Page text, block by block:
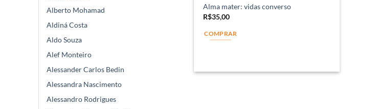
Alberto Mohamad
Aldiná Costa
Aldo Souza
Alef Monteiro
Alessander Carlos Bedin
Alessandra Nascimento
Alessandro Rodrigues
Alma mater: vidas converso
R$35,00
COMPRAR